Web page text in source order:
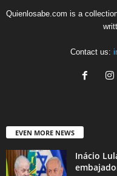
EVEN MORE NEWS
Inácio
mayo 29,